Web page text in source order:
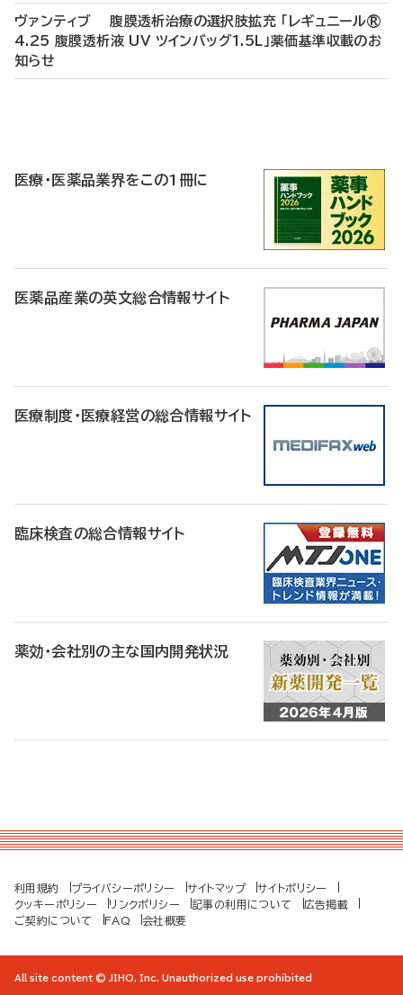
ヴァンティブ 腹膜透析治療の選択肢拡充 「レギュニール®
4.25 腹膜透析液 UV ツインバッグ1.5L」薬価基準収載のお
知らせ
医療・医薬品業界をこの1冊に
医薬品産業の英文総合情報サイト
医療制度・医療経営の総合情報サイト
臨床検査の総合情報サイト
薬効・会社別の主な国内開発状況
利用規約 プライバシーポリシー サイトマップ
サイトポリシー
クッキーポリシー
リンクポリシー 記事の利用について
広告掲載
ご契約について
FAQ 会社概要
All site content © JIHO, Inc. Unauthorized use prohibited